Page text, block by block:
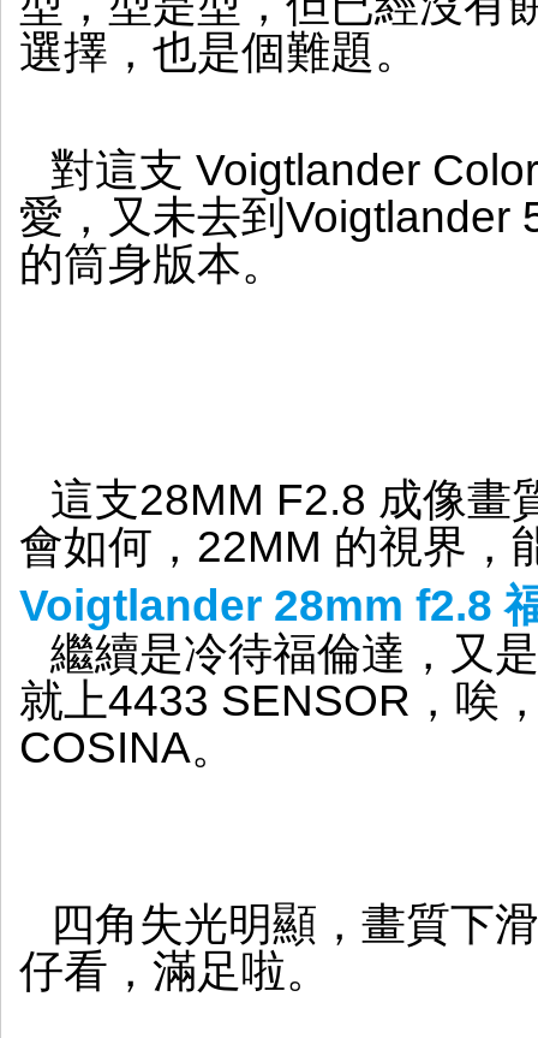
選擇，也是個難題。
對這支 Voigtlander
愛，又未去到Voigtlander
的筒身版本。
這支28MM F2.8 成像畫
會如何，22MM 的視界，
Voigtlander 28mm f2.8
繼續是冷待福倫達，又
就上4433 SENSOR，唉
COSINA。
四角失光明顯，畫質下
仔看，滿足啦。